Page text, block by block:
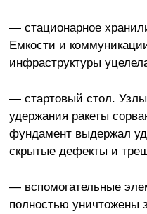
— стационарное
Емкости и
инфраструктуры
— стартовый стол.
удержания ракеты
фундамент выдержал
скрытые дефекты и
— вспомогательные
полностью уничтожены